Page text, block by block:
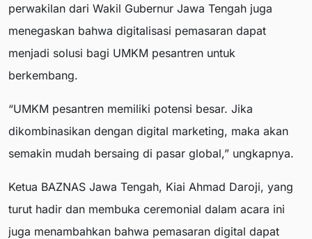
perwakilan dari Wakil Gubernur Jawa Tengah juga
menegaskan bahwa digitalisasi pemasaran dapat
menjadi solusi bagi UMKM pesantren untuk
berkembang.
“UMKM pesantren memiliki potensi besar. Jika
dikombinasikan dengan digital marketing, maka akan
semakin mudah bersaing di pasar global,” ungkapnya.
Ketua BAZNAS Jawa Tengah, Kiai Ahmad Daroji, yang
turut hadir dan membuka ceremonial dalam acara ini
juga menambahkan bahwa pemasaran digital dapat